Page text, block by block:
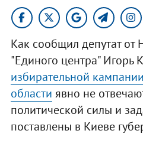
Как сообщил депутат от
"Единого центра" Игорь
избирательной
области явно не
политической силы и
поставлены в Киеве